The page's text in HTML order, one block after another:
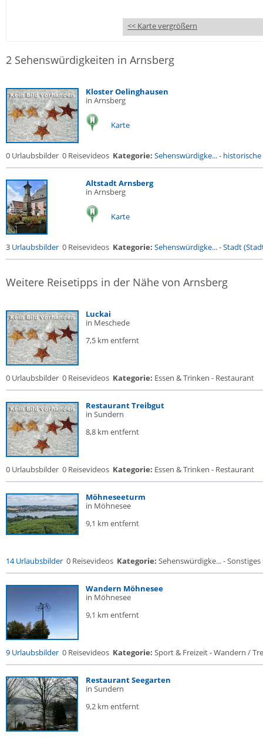
<< Karte vergrößern
2 Sehenswürdigkeiten in Arnsberg
Kloster Oelinghausen
in Arnsberg
Karte
0 Urlaubsbilder 0 Reisevideos Kategorie: Sehenswürdigke...- historische
Altstadt Arnsberg
in Arnsberg
Karte
3 Urlaubsbilder 0 Reisevideos Kategorie: Sehenswürdigke...-Stadt
Weitere Reisetipps in der Nähe von Arnsberg
Luckai
in Meschede
7,5 km entfernt
0 Urlaubsbilder 0 Reisevideos Kategorie: Essen & Trinken - Restaurant
Restaurant Treibgut
in Sundern
8,8 km entfernt
0 Urlaubsbilder 0 Reisevideos Kategorie: Essen & Trinken - Restaurant
Möhneseeturm
in Möhnesee
9,1 km entfernt
14 Urlaubsbilder 0 Reisevideos Kategorie: Sehenswürdigke... -
Wandern Möhnesee
in Möhnesee
9,1 km entfernt
9 Urlaubsbilder 0 Reisevideos Kategorie: Sport & Freizeit - Wandern /
Restaurant Seegarten
in Sundern
9,2 km entfernt